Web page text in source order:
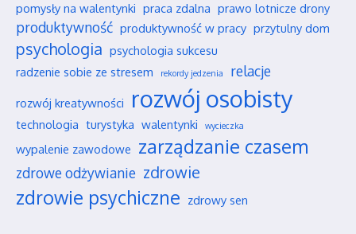
pomysły na walentynki praca zdalna prawo lotnicze drony
produktywność produktywność w pracy przytulny dom
psychologia psychologia sukcesu
radzenie sobie ze stresem
rekordy jedzenia relacje
rozwój kreatywności rozwój osobisty
technologia turystyka walentynki wycieczka
wypalenie zawodowe zarządzanie czasem
zdrowe odżywianie zdrowie
zdrowie psychiczne zdrowy sen